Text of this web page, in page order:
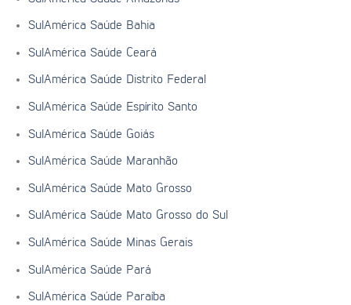
SulAmérica Saúde Bahia
SulAmérica Saúde Ceará
SulAmérica Saúde Distrito Federal
SulAmérica Saúde Espírito Santo
SulAmérica Saúde Goiás
SulAmérica Saúde Maranhão
SulAmérica Saúde Mato Grosso
SulAmérica Saúde Mato Grosso do Sul
SulAmérica Saúde Minas Gerais
SulAmérica Saúde Pará
SulAmérica Saúde Paraíba